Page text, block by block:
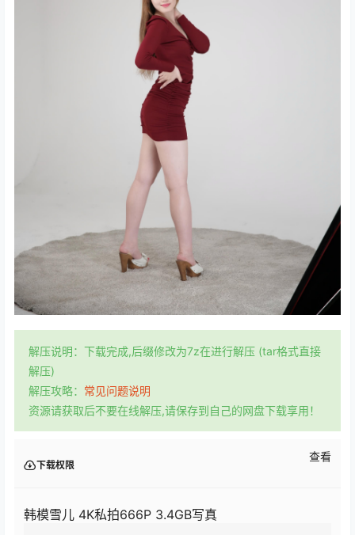
解压说明：下载完成,后缀修改为7z在进行解压 (tar格式直接
解压)
解压攻略： 常见问题说明
资源请获取后不要在线解压,请保存到自己的网盘下载享用！
下载权限
查看
韩模雪儿 4K私拍666P 3.4GB写真